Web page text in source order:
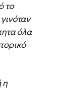
το
όλα
η